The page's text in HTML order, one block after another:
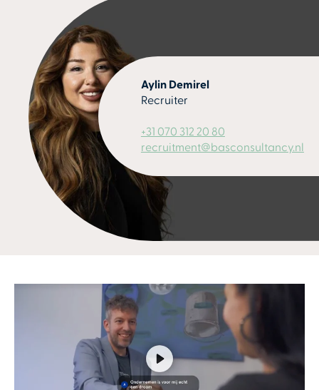
Aylin Demirel
Recruiter
+31 070 312 20 80
recruitment@basconsultancy.nl